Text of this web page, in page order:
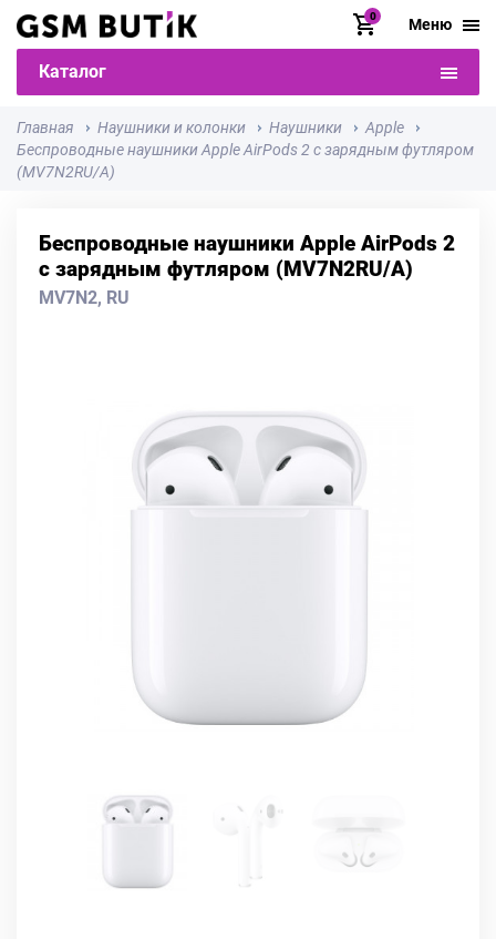
0 Меню
Каталог
Главная Наушники и колонки Наушники
Apple
Беспроводные наушники Apple AirPods 2 с зарядным футляром
(MV7N2RU/A)
Беспроводные наушники Apple AirPods 2
с зарядным футляром (MV7N2RU/A)
MV7N2, RU